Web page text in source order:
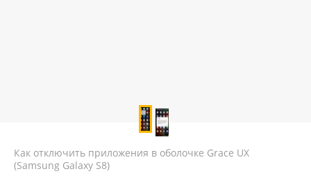
Как отключить приложения в оболочке Grace UX
(Samsung Galaxy S8)